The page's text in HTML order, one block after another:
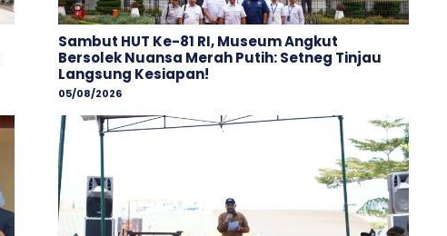
Sambut HUT Ke-81 RI, Museum Angkut
Bersolek Nuansa Merah Putih: Setneg Tinjau
Langsung Kesiapan!
05/08/2026